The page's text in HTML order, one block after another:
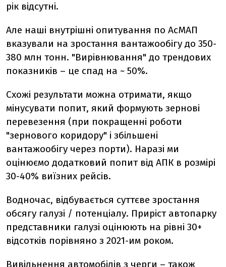
рік відсутні.
Але наші внутрішні опитування по АсМАП
вказували на зростання вантажообігу до 350-
380 млн тонн. "Вирівнювання" до трендових
показників – це спад на ~ 50%.
Схожі результати можна отримати, якщо
мінусувати попит, який формують зернові
перевезення (при покращенні роботи
"зернового коридору" і збільшені
вантажообігу через порти). Наразі ми
оцінюємо додатковий попит від АПК в розмірі
30-40% виїзних рейсів.
Водночас, відбувається суттєве зростання
обсягу галузі / потенціалу. Приріст автопарку
представники галузі оцінюють на рівні 30+
відсотків порівняно з 2021-им роком.
Вивільнення автомобілів з черги – також